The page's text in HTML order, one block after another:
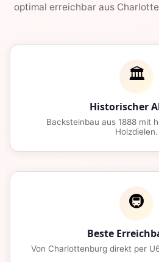
optimal erreichbar aus
🏛️
Historischer
Backsteinbau aus 1888 mit
Holzdielen.
🚇
Beste
Von Charlottenburg direkt per